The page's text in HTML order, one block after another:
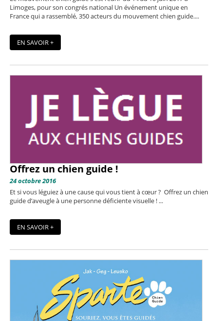
Limoges, pour son congrés national Un événement unique en
France qui a rassemblé, 350 acteurs du mouvement chien guide....
EN SAVOIR +
Offrez un chien guide !
24 octobre 2016
Et si vous léguiez à une cause qui vous tient à cœur ? Offrez un chien
guide d’aveugle à une personne déficiente visuelle ! ...
EN SAVOIR +